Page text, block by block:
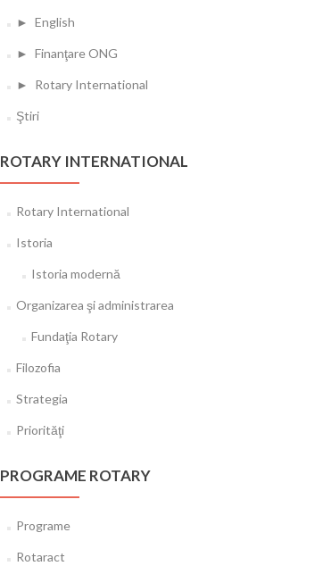
► English
► Finanţare ONG
► Rotary International
Ştiri
ROTARY INTERNATIONAL
Rotary International
Istoria
Istoria modernă
Organizarea şi administrarea
Fundaţia Rotary
Filozofia
Strategia
Priorităţi
PROGRAME ROTARY
Programe
Rotaract